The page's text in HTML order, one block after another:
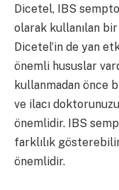
Dicetel, IBS
olarak kullanılan
Dicetel’in de yan
önemli hususlar
kullanmadan önce
ve ilacı
önemlidir. IBS
farklılık
önemlidir.